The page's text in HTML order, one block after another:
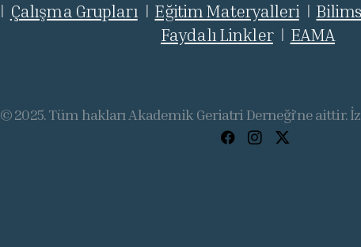
| Çalışma Grupları | Eğitim Materyalleri |
Faydalı Linkler | EAMA
© 2025. Tüm hakları Akademik Geriatri Derneği'ne aittir.